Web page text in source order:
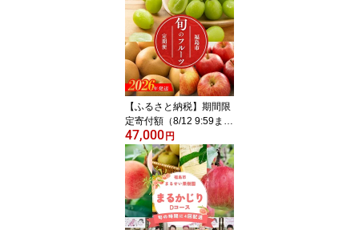
し ナシ 葡萄 ぶどう ブド
ウ シャインマスカット
林檎 リンゴ サンふじ 福
島市 福島県産 返礼品 4万
円 菅野房吉商店
【ふるさと納税】期間限
定寄付額（8/12 9:59ま
で）No.1642福島のフル
ーツ3品定期便【2026年
発送 先行予約】ぶどう
梨 りんご 果物 シャイン
マスカット 豊水 サンふ
じ くだもの フルーツ お
取り寄せ 産地直送 福島
47,000 円